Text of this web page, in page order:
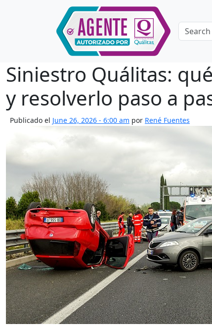
Skip to main content
Siniestro Quálitas:
y resolverlo paso a
Publicado el June 26, 2026 - 6:00 am por René Fuentes